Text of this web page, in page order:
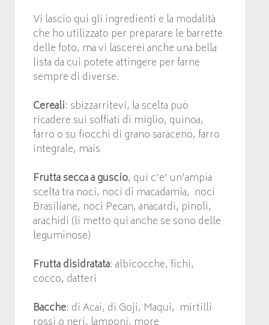
Vi lascio qui gli ingredienti e la modalità
che ho utilizzato per preparare le barrette
delle foto, ma vi lascerei anche una bella
lista da cui potete attingere per farne
sempre di diverse.
Cereali: sbizzarritevi, la scelta può
ricadere sui soffiati di miglio, quinoa,
farro o su fiocchi di grano saraceno, farro
integrale, mais
Frutta secca a guscio, qui c’e’ un’ampia
scelta tra noci, noci di macadamia, noci
Brasiliane, noci Pecan, anacardi, pinoli,
arachidi (li metto qui anche se sono delle
leguminose)
Frutta disidratata: albicocche, fichi,
cocco, datteri
Bacche: di Acai, di Goji, Maqui, mirtilli